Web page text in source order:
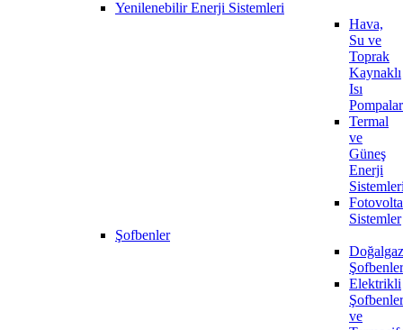
Yenilenebilir Enerji Sistemleri
Hava,
Su ve
Toprak
Kaynaklı
Isı
Termal
ve
Güneş
Enerji
Sistemler
Şofbenler
Şofbenler
Elektrikli
Şofbenler
ve